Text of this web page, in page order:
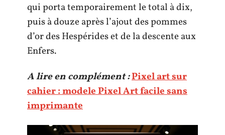
qui porta temporairement le total à dix,
puis à douze après l’ajout des pommes
d’or des Hespérides et de la descente aux
Enfers.
A lire en complément :Pixel art sur
cahier : modele Pixel Art facile sans
imprimante